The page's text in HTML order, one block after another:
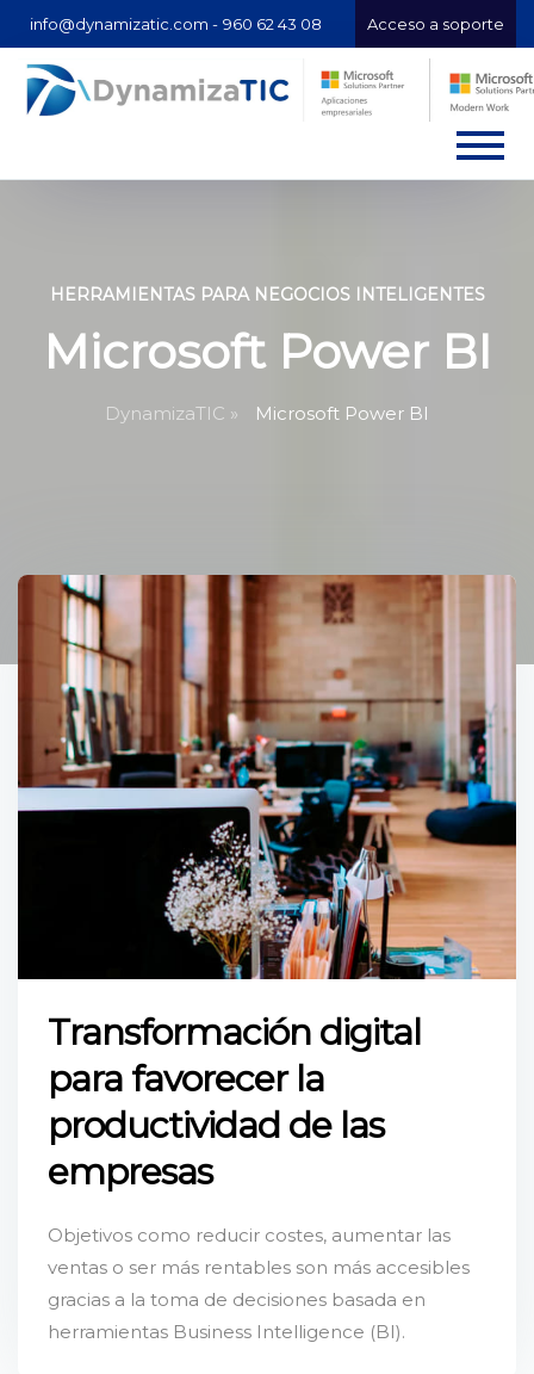
info@dynamizatic.com - 960 62 43 08 Acceso a soporte
HERRAMIENTAS PARA NEGOCIOS INTELIGENTES
Microsoft Power BI
DynamizaTIC » Microsoft Power BI
Transformación digital
para favorecer la
productividad de las
empresas
Objetivos como reducir costes, aumentar las
ventas o ser más rentables son más accesibles
gracias a la toma de decisiones basada en
herramientas Business Intelligence (BI).